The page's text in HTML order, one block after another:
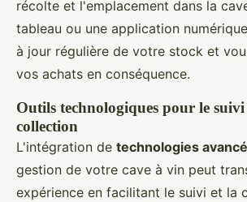
récolte et l'emplacement dans la
tableau ou une application
à jour régulière de votre stock et
vos achats en conséquence.
Outils technologiques pour le
collection
L'intégration de technologies
gestion de votre cave à vin peut
expérience en facilitant le suivi et la